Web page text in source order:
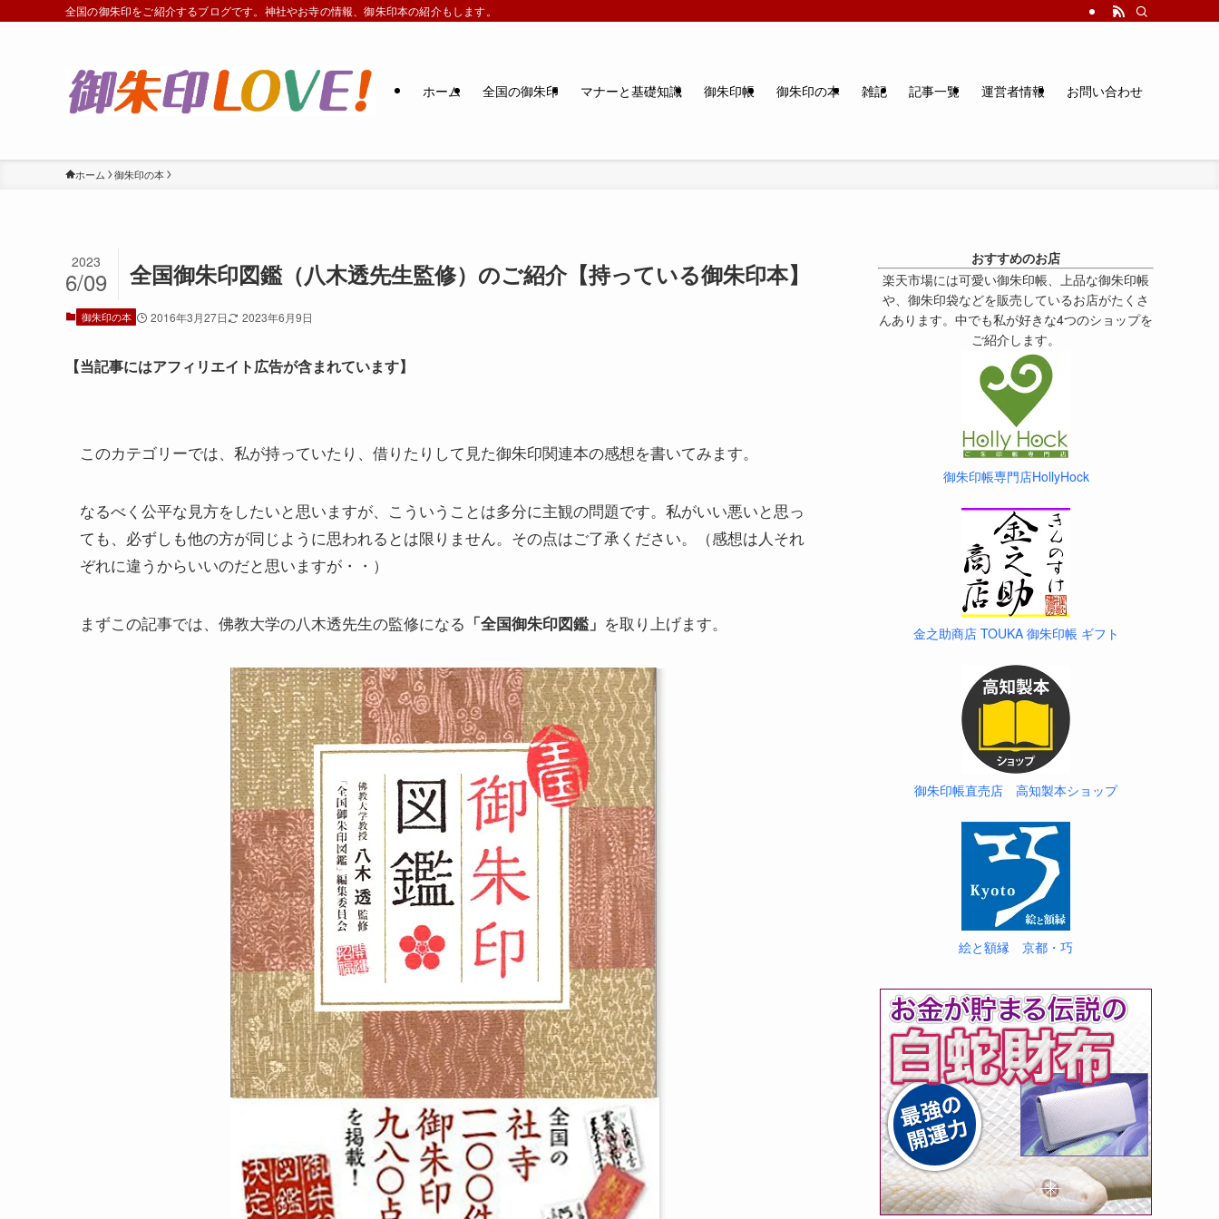
全国の御朱印をご紹介するブログです。神社やお寺の情報、御朱印本の紹介もします。
ホーム 全国の御朱印 マナーと基礎知識 御朱印帳 御朱印の本 雑記 記事一覧 運営者情報 お問い合わせ
ホーム 御朱印の本
全国御朱印図鑑（八木透先生監修）のご紹介【持っている御朱印本】
2023
6/09
御朱印の本 2016年3月27日 2023年6月9日
【当記事にはアフィリエイト広告が含まれています】
このカテゴリーでは、私が持っていたり、借りたりして見た御朱印関連本の感想を書いてみます。
なるべく公平な見方をしたいと思いますが、こういうことは多分に主観の問題です。私がいい悪いと思っ
ても、必ずしも他の方が同じように思われるとは限りません。その点はご了承ください。（感想は人それ
ぞれに違うからいいのだと思いますが・・）
まずこの記事では、佛教大学の八木透先生の監修になる 「全国御朱印図鑑」 を取り上げます。
おすすめのお店
楽天市場には可愛い御朱印帳、上品な御朱印帳
や、御朱印袋などを販売しているお店がたくさ
んあります。中でも私が好きな4つのショップを
ご紹介します。
御朱印帳専門店HollyHock
金之助商店 TOUKA 御朱印帳 ギフト
御朱印帳直売店 高知製本ショップ
絵と額縁 京都・巧